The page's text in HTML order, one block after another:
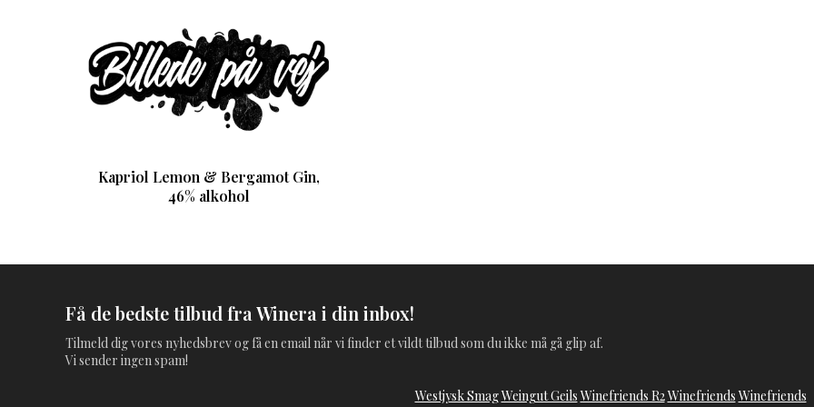
Kapriol Lemon & Bergamot Gin,
46% alkohol
Få de bedste tilbud fra Winera i din inbox!
Tilmeld dig vores nyhedsbrev og få en email når vi finder et vildt tilbud som du ikke må gå glip af.
Vi sender ingen spam!
Westjysk SmagWeingut GeilsWinefriends R2WinefriendsWinefriends